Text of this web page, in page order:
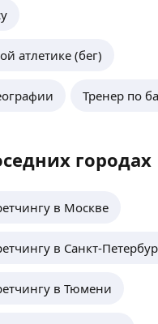
атлетике (бег)
Тренер по
городах
в Москве
в Санкт-
в Тюмени